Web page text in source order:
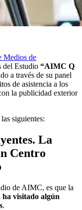
Medios de
del Estudio “AIMC Q
a través de su panel
de asistencia a los
la publicidad exterior
siguientes:
La
Centro
de AIMC, es que la
ha visitado algún
.